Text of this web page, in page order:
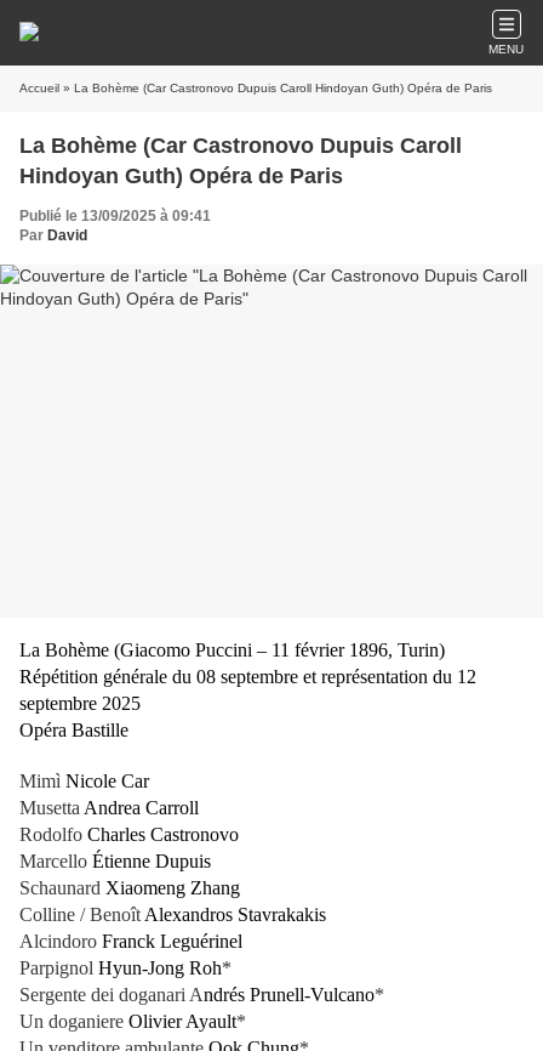
MENU
Accueil » La Bohème (Car Castronovo Dupuis Caroll Hindoyan Guth) Opéra de Paris
La Bohème (Car Castronovo Dupuis Caroll
Hindoyan Guth) Opéra de Paris
Publié le 13/09/2025 à 09:41
Par David
La Bohème (Giacomo Puccini – 11 février 1896, Turin)
Répétition générale du 08 septembre et représentation du 12
septembre 2025
Opéra Bastille
Mimì Nicole Car
Musetta Andrea Carroll
Rodolfo Charles Castronovo
Marcello Étienne Dupuis
Schaunard Xiaomeng Zhang
Colline / Benoît Alexandros Stavrakakis
Alcindoro Franck Leguérinel
Parpignol Hyun-Jong Roh*
Sergente dei doganari Andrés Prunell-Vulcano*
Un doganiere Olivier Ayault*